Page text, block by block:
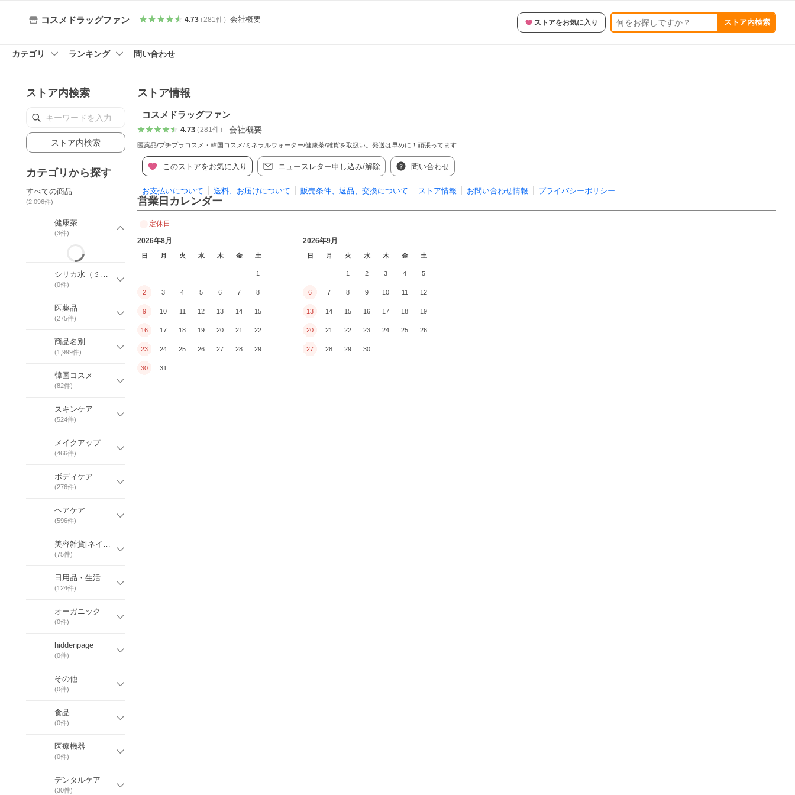
コスメドラッグファン 4.73（ 281 件） 会社概要 ストアをお気に入り ストア内検索
カテゴリ ランキング 問い合わせ
ストア内検索
ストア内検索
カテゴリから探す
すべての商品
(2,096件)
健康茶
(3件)
シリカ水（ミネラルウォーター）
(0件)
医薬品
(275件)
商品名別
(1,999件)
韓国コスメ
(82件)
スキンケア
(524件)
メイクアップ
(466件)
ボディケア
(276件)
ヘアケア
(596件)
美容雑貨[ネイル・つけまつげ・ふたえ用品]
(75件)
日用品・生活雑貨［洗剤・柔軟剤・芳香剤］
(124件)
オーガニック
(0件)
hiddenpage
(0件)
その他
(0件)
食品
(0件)
医療機器
(0件)
デンタルケア
(30件)
ストア情報
コスメドラッグファン
4.73（281件） 会社概要
医薬品/プチプラコスメ・韓国コスメ/ミネラルウォーター/健康茶/雑貨を取扱い。発送は早めに！頑張ってます
このストアをお気に入り ニュースレター申し込み/解除 問い合わせ
お支払いについて 送料、お届けについて 販売条件、返品、交換について ストア情報 お問い合わせ情報 プライバシーポリシー
営業日カレンダー
定休日
2026年8月
日 月 火 水 木 金 土
1
2 3 4 5 6 7 8
9 10 11 12 13 14 15
16 17 18 19 20 21 22
23 24 25 26 27 28 29
30 31
2026年9月
日 月 火 水 木 金 土
1 2 3 4 5
6 7 8 9 10 11 12
13 14 15 16 17 18 19
20 21 22 23 24 25 26
27 28 29 30